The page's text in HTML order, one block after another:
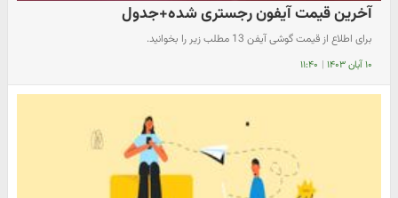
آخرین قیمت آیفون رجستری شده+جدول
برای اطلاع از قیمت گوشی آیفن 13 مطلب زیر را بخوانید.
۱۰ آبان ۱۴۰۳ | ۱۱:۴۰